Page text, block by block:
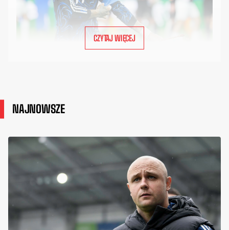
CZYTAJ WIĘCEJ
NAJNOWSZE